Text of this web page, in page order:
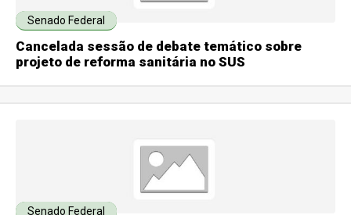
Senado Federal
Cancelada sessão de debate temático sobre
projeto de reforma sanitária no SUS
Senado Federal